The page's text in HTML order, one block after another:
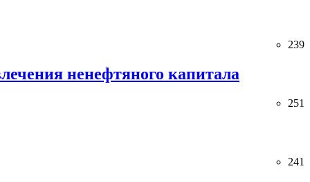
239
ненефтяного капитала
251
241